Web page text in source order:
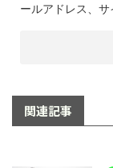
ールアドレス、サ
関連記事